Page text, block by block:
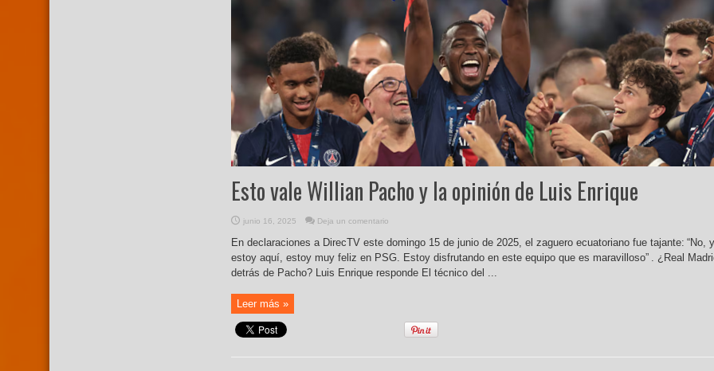
Esto vale Willian Pacho y la opinión de Luis Enrique
junio 16, 2025 Deja un comentario
En declaraciones a DirecTV este domingo 15 de junio de 2025, el zaguero ecuatoriano fue tajante: “No,
estoy aquí, estoy muy feliz en PSG. Estoy disfrutando en este equipo que es maravilloso” . ¿Real
detrás de Pacho? Luis Enrique responde El técnico del ...
Leer más »